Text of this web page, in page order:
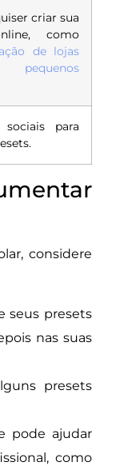
criar sua
como
de lojas
para
considere
seus presets
nas suas
presets
pode ajudar
como